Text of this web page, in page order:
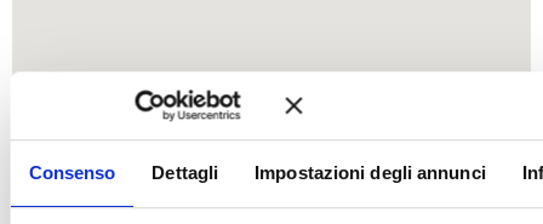
Consenso Dettagli Impostazioni degli annunci